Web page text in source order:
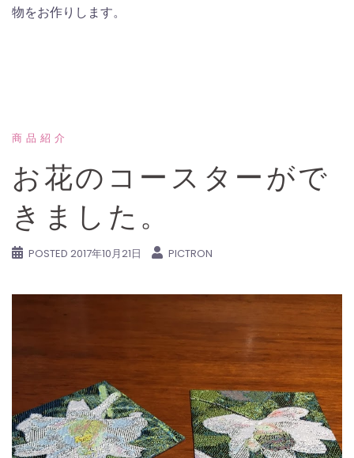
物をお作りします。
商品紹介
お花のコースターがで
きました。
POSTED 2017年10月21日 PICTRON